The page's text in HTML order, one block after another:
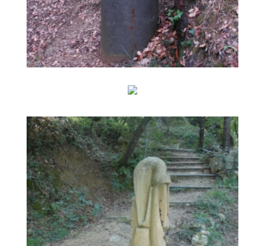
FLUÈNCIA
ESCALES D’AIGUA